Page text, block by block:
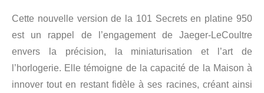
Cette nouvelle version de la 101 Secrets en platine 950
est un rappel de l’engagement de Jaeger-LeCoultre
envers la précision, la miniaturisation et l’art de
l’horlogerie. Elle témoigne de la capacité de la Maison à
innover tout en restant fidèle à ses racines, créant ainsi